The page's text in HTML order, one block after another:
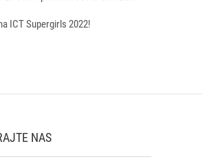
ICT Supergirls 2022!
NAS